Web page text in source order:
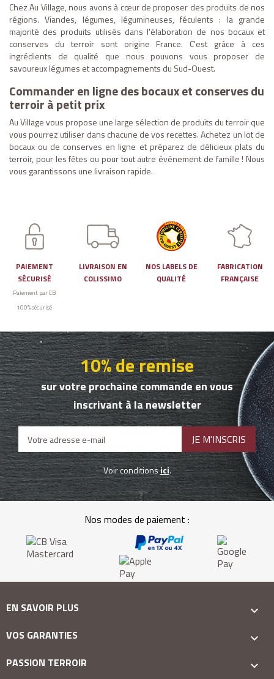
Chez Au Village, nous avons à cœur de proposer des produits de nos
régions. Viandes, légumes, légumineuses, féculents : la grande
majorité des produits utilisés dans l'élaboration de nos bocaux et
conserves du terroir sont origine France. C'est grâce à ces
ingrédients de qualité que nous pouvons vous proposer de
savoureux légumes et accompagnements du Sud-Ouest.
Commander en ligne des bocaux et conserves du
terroir à petit prix
Au Village vous propose une large sélection de produits du terroir que
vous pourrez utiliser dans chacune de vos recettes. Achetez un lot de
bocaux ou de conserves en ligne et préparez de délicieux plats du
terroir, pour les fêtes ou pour tout autre événement de famille ! Nous
vous garantissons une livraison rapide.
PAIEMENT
SÉCURISÉ
Paiement par CB
100% sécurisé
LIVRAISON EN
COLISSIMO
NOS LABELS DE
QUALITÉ
FABRICATION
FRANÇAISE
10% de remise
sur votre prochaine commande en vous
inscrivant à la newsletter
Voir conditionsici.
Nos modes de paiement :
EN SAVOIR PLUS

VOS GARANTIES

PASSION TERROIR
